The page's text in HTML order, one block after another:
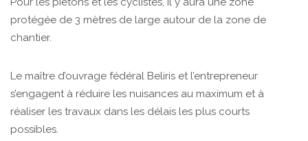
protégée de 3 mètres de large autour de la zone de
chantier.
Le maître d’ouvrage fédéral Beliris et l’entrepreneur
s’engagent à réduire les nuisances au maximum et à
réaliser les travaux dans les délais les plus courts
possibles.